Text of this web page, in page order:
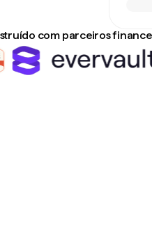
com parceiros